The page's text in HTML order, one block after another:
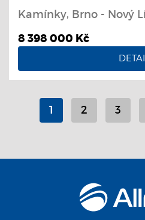
Kamínky, Brno - Nový
8 398 000 Kč
1 2 3